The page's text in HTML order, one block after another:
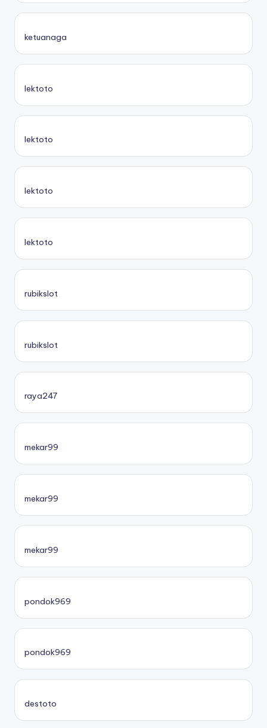
ketuanaga
lektoto
lektoto
lektoto
lektoto
rubikslot
rubikslot
raya247
mekar99
mekar99
mekar99
pondok969
pondok969
destoto